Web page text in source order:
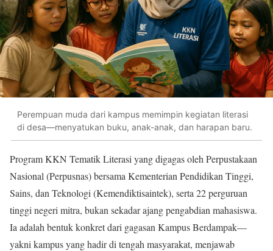
Perempuan muda dari kampus memimpin kegiatan literasi
di desa—menyatukan buku, anak-anak, dan harapan baru.
Program KKN Tematik Literasi yang digagas oleh Perpustakaan
Nasional (Perpusnas) bersama Kementerian Pendidikan Tinggi,
Sains, dan Teknologi (Kemendiktisaintek), serta 22 perguruan
tinggi negeri mitra, bukan sekadar ajang pengabdian mahasiswa.
Ia adalah bentuk konkret dari gagasan Kampus Berdampak—
yakni kampus yang hadir di tengah masyarakat, menjawab